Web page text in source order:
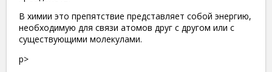
В химии это препятствие представляет собой энергию,
необходимую для связи атомов друг с другом или с
существующими молекулами.
p>